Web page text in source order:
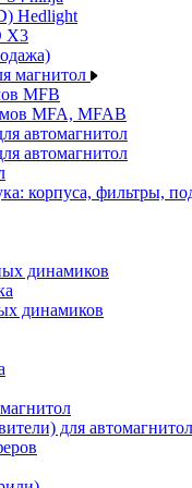
Hedlight
X3
магнитол
MFB
MFA, MFAB
автомагнитол
автомагнитол
корпуса, фильтры,
динамиков
динамиков
для автомагнитол